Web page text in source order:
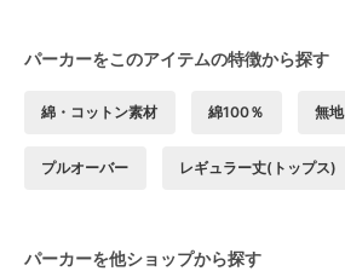
パーカーをこのアイテムの特徴から探す
綿・コットン素材 綿100％ 無地
プルオーバー レギュラー丈(トップス)
パーカーを他ショップから探す